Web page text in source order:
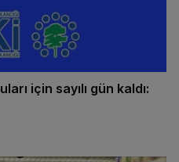
için sayılı gün kaldı: